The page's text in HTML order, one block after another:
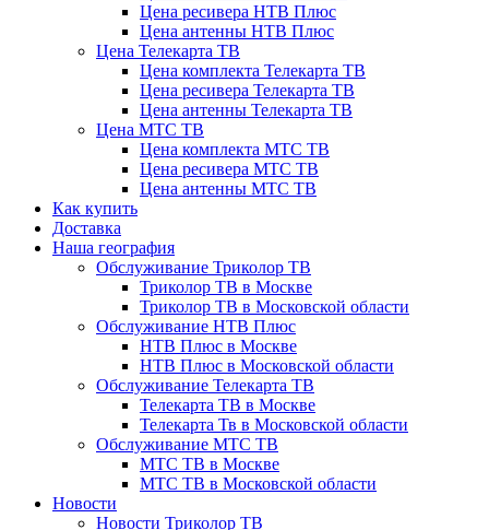
Цена ресивера НТВ Плюс
Цена антенны НТВ Плюс
Цена Телекарта ТВ
Цена комплекта Телекарта ТВ
Цена ресивера Телекарта ТВ
Цена антенны Телекарта ТВ
Цена МТС ТВ
Цена комплекта МТС ТВ
Цена ресивера МТС ТВ
Цена антенны МТС ТВ
Как купить
Доставка
Наша география
Обслуживание Триколор ТВ
Триколор ТВ в Москве
Триколор ТВ в Московской области
Обслуживание НТВ Плюс
НТВ Плюс в Москве
НТВ Плюс в Московской области
Обслуживание Телекарта ТВ
Телекарта ТВ в Москве
Телекарта Тв в Московской области
Обслуживание МТС ТВ
МТС ТВ в Москве
МТС ТВ в Московской области
Новости
Новости Триколор ТВ